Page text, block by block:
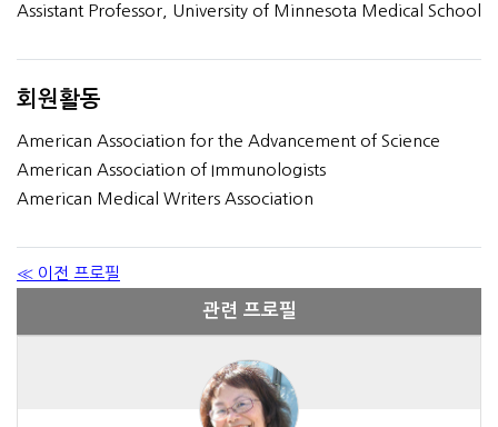
Assistant Professor, University of Minnesota Medical School
회원활동
American Association for the Advancement of Science
American Association of Immunologists
American Medical Writers Association
≪ 이전 프로필
관련 프로필